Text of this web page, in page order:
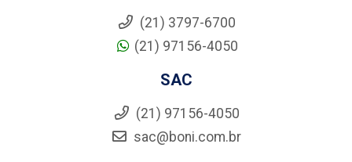
(21) 3797-6700
(21) 97156-4050
SAC
(21) 97156-4050
sac@boni.com.br